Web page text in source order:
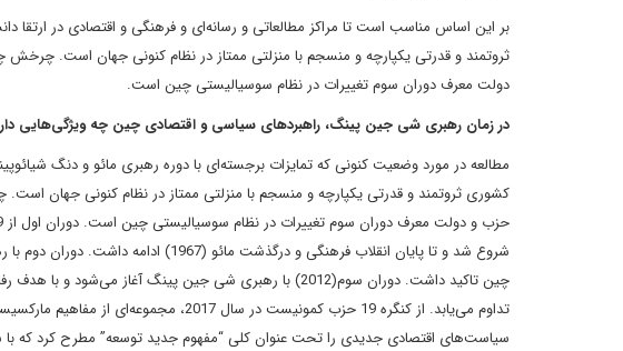
بر این اساس مناسب است تا مراکز مطالعاتی و رسانه‌ای و فرهنگی و اقتصادی در
ثروتمند و قدرتی یکپارچه و منسجم با منزلتی ممتاز در نظام کنونی جهان است.
دولت معرف دوران سوم تغییرات در نظام سوسیالیستی چین است.
در زمان رهبری شی جین پینگ، راهبردهای سیاسی و اقتصادی چین چه ویژگی‌هایی
مطالعه در مورد وضعیت کنونی که تمایزات برجسته‌ای با دوره رهبری مائو و دنگ
کشوری ثروتمند و قدرتی یکپارچه و منسجم با منزلتی ممتاز در نظام کنونی جهان
شروع شد و تا پایان انقلاب فرهنگی و
چین تاکید داشت. دوران سوم(2012) با رهبری شی جین پینگ آغاز
تداوم می‌یابد. از کنگره 19 حزب کمونیست در
سیاست‌های اقتصادی جدیدی را تحت عنوان کلی “مفهوم جدید توسعه” مطرح کرد